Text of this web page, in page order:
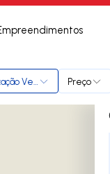
Verde MoitaPreço